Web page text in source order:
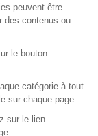
peuvent être
des contenus ou
le bouton
catégorie à tout
sur chaque page.
sur le lien